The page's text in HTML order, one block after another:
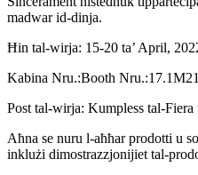
madwar id-dinja.
Ħin tal-wirja: 15-20 ta’ April,
Kabina Nru.:Booth
Post tal-wirja: Kumpless tal-
Aħna se nuru l-aħħar prodotti u
inklużi dimostrazzjonijiet tal-